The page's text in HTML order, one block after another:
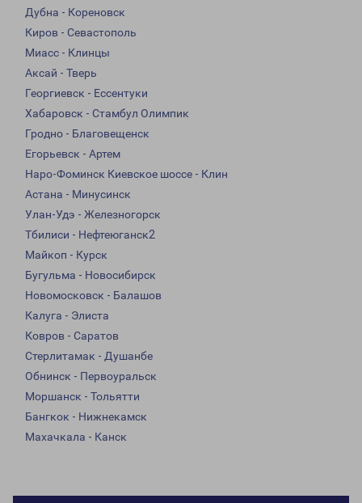
Дубна - Кореновск
Киров - Севастополь
Миасс - Клинцы
Аксай - Тверь
Георгиевск - Ессентуки
Хабаровск - Стамбул Олимпик
Гродно - Благовещенск
Егорьевск - Артем
Наро-Фоминск Киевское шоссе - Клин
Астана - Минусинск
Улан-Удэ - Железногорск
Тбилиси - Нефтеюганск2
Майкоп - Курск
Бугульма - Новосибирск
Новомосковск - Балашов
Калуга - Элиста
Ковров - Саратов
Стерлитамак - Душанбе
Обнинск - Первоуральск
Моршанск - Тольятти
Бангкок - Нижнекамск
Махачкала - Канск